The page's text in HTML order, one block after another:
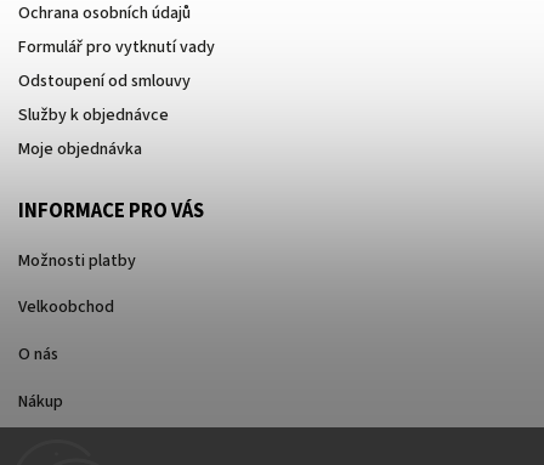
Ochrana osobních údajů
Formulář pro vytknutí vady
Odstoupení od smlouvy
Služby k objednávce
Moje objednávka
INFORMACE PRO VÁS
Možnosti platby
Velkoobchod
O nás
Nákup